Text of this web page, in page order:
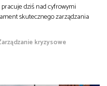
dziś nad cyfrowymi
skutecznego zarządzania
kryzysowe